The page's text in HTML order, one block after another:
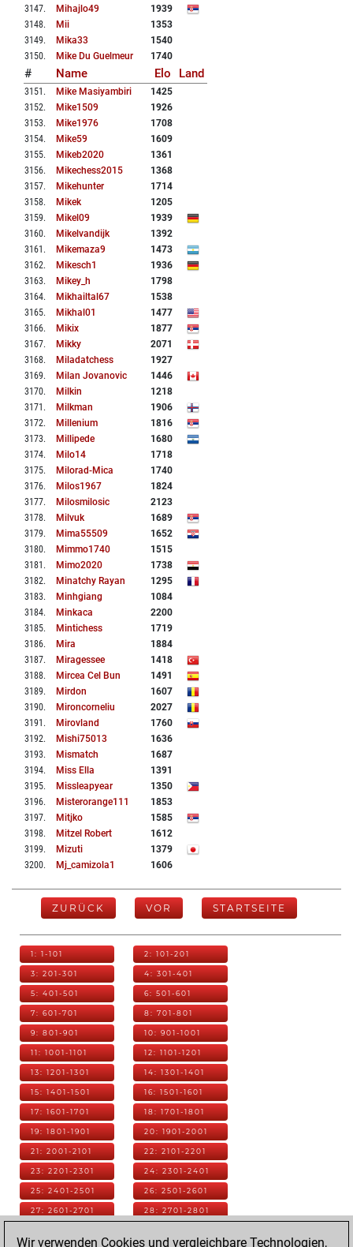
3147. Mihajlo49
1939
3148. Mii
1353
3149. Mika33
1540
3150. Mike Du Guelmeur 1740
# Name Elo Land
3151 . Mike Masiyambiri
1425
3152. Mike1509
1926
3153. Mike1976
1708
3154. Mike59
1609
3155. Mikeb2020
1361
3156. Mikechess2015
1368
3157. Mikehunter
1714
3158. Mikek
1205
3159. Mikel09
1939
3160. Mikelvandijk
1392
3161 . Mikemaza9
1473
3162. Mikesch1
1936
3163. Mikey_h
1798
3164. Mikhailtal67
1538
3165. Mikhal01
1477
3166. Mikix
1877
3167. Mikky
2071
3168. Miladatchess
1927
3169. Milan Jovanovic
1446
3170. Milkin
1218
3171 . Milkman
1906
3172. Millenium
1816
3173. Millipede
1680
3174. Milo14
1718
3175. Milorad-Mica
1740
3176. Milos1967
1824
3177. Milosmilosic
2123
3178. Milvuk
1689
3179. Mima55509
1652
3180. Mimmo1740
1515
3181 . Mimo2020
1738
3182. Minatchy Rayan
1295
3183. Minhgiang
1084
3184. Minkaca
2200
3185. Mintichess
1719
3186. Mira
1884
3187. Miragessee
1418
3188. Mircea Cel Bun
1491
3189. Mirdon
1607
3190. Mironcorneliu
2027
3191 . Mirovland
1760
3192. Mishi75013
1636
3193. Mismatch
1687
3194. Miss Ella
1391
3195. Missleapyear
1350
3196. Misterorange111
1853
3197. Mitjko
1585
3198. Mitzel Robert
1612
3199. Mizuti
1379
3200. Mj_camizola1 1606
ZURÜCK VOR STARTSEITE
1: 1-101 2: 101-201
3: 201-301 4: 301-401
5: 401-501 6: 501-601
7: 601-701 8: 701-801
9: 801-901 10: 901-1001
11: 1001-1101 12: 1101-1201
13: 1201-1301 14: 1301-1401
15: 1401-1501 16: 1501-1601
17: 1601-1701 18: 1701-1801
19: 1801-1901 20: 1901-2001
21: 2001-2101 22: 2101-2201
23: 2201-2301 24: 2301-2401
25: 2401-2501 26: 2501-2601
27: 2601-2701 28: 2701-2801
Wir verwenden Cookies und vergleichbare Technologien,